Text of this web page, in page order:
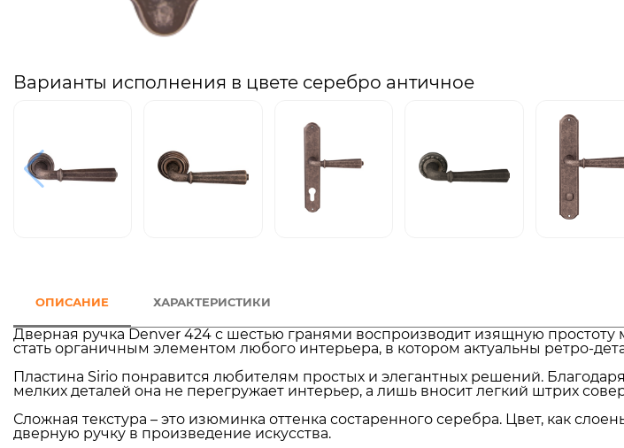
Варианты исполнения в цвете серебро античное
ОПИСАНИЕ ХАРАКТЕРИСТИКИ
Дверная ручка Denver 424 с шестью гранями воспроизводит изящную простоту
стать органичным элементом любого интерьера, в котором актуальны ретро-
Пластина Sirio понравится любителям простых и элегантных решений.
мелких деталей она не перегружает интерьер, а лишь вносит легкий штрих
Сложная текстура – это изюминка оттенка состаренного серебра. Цвет, как
дверную ручку в произведение искусства.